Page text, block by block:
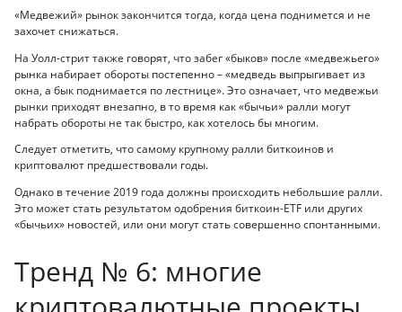
«Медвежий» рынок закончится тогда, когда цена поднимется и не
захочет снижаться.
На Уолл-стрит также говорят, что забег «быков» после «медвежьего»
рынка набирает обороты постепенно – «медведь выпрыгивает из
окна, а бык поднимается по лестнице». Это означает, что медвежьи
рынки приходят внезапно, в то время как «бычьи» ралли могут
набрать обороты не так быстро, как хотелось бы многим.
Следует отметить, что самому крупному ралли биткоинов и
криптовалют предшествовали годы.
Однако в течение 2019 года должны происходить небольшие ралли.
Это может стать результатом одобрения биткоин-ETF или других
«бычьих» новостей, или они могут стать совершенно спонтанными.
Тренд № 6: многие